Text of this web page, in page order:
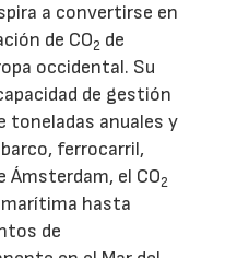
a convertirse en
de CO2 de
occidental. Su
de gestión
toneladas anuales y
ferrocarril,
Ámsterdam, el CO2
hasta
de